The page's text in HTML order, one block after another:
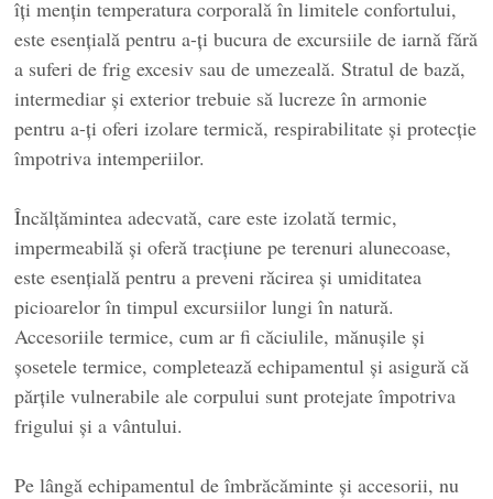
îți mențin temperatura corporală în limitele confortului,
este esențială pentru a-ți bucura de excursiile de iarnă fără
a suferi de frig excesiv sau de umezeală. Stratul de bază,
intermediar și exterior trebuie să lucreze în armonie
pentru a-ți oferi izolare termică, respirabilitate și protecție
împotriva intemperiilor.
Încălțămintea adecvată, care este izolată termic,
impermeabilă și oferă tracțiune pe terenuri alunecoase,
este esențială pentru a preveni răcirea și umiditatea
picioarelor în timpul excursiilor lungi în natură.
Accesoriile termice, cum ar fi căciulile, mănușile și
șosetele termice, completează echipamentul și asigură că
părțile vulnerabile ale corpului sunt protejate împotriva
frigului și a vântului.
Pe lângă echipamentul de îmbrăcăminte și accesorii, nu